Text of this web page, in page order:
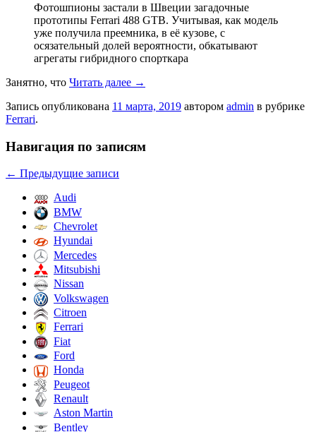
Фотошпионы застали в Швеции загадочные
прототипы Ferrari 488 GTB. Учитывая, как модель
уже получила преемника, в её кузове, с
осязательный долей вероятности, обкатывают
агрегаты гибридного спорткара
Занятно, что Читать далее →
Запись опубликована 11 марта, 2019 автором admin в рубрике
Ferrari.
Навигация по записям
← Предыдущие записи
Audi
BMW
Chevrolet
Hyundai
Mercedes
Mitsubishi
Nissan
Volkswagen
Citroen
Ferrari
Fiat
Ford
Honda
Peugeot
Renault
Aston Martin
Bentley